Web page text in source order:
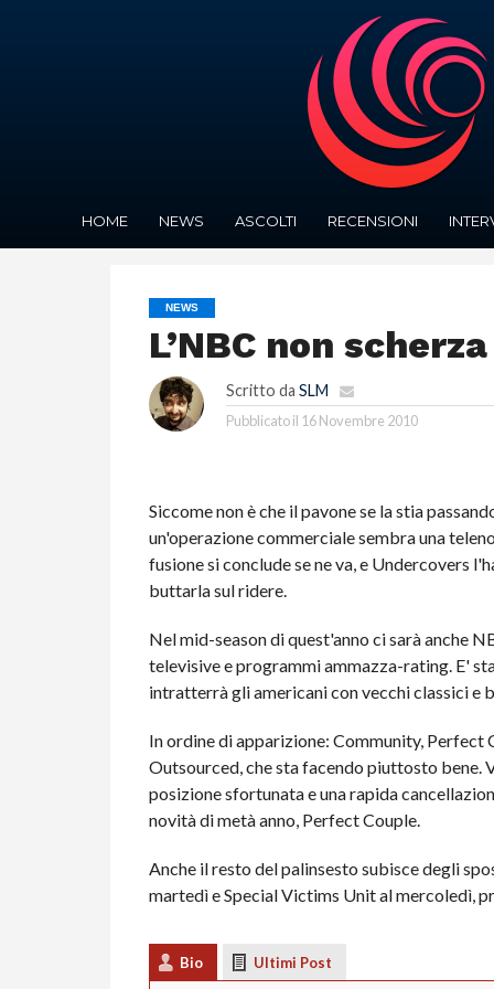
HOME NEWS ASCOLTI RECENSIONI
NEWS
L’NBC non
Scritto da SLM
Pubblicato il 16 Novembre 2010
Siccome non è che il pavone se la stia
un'operazione commerciale sembra una
fusione si conclude se ne va, e Undercovers
buttarla sul ridere.
Nel mid-season di quest'anno ci sarà anche
televisive e programmi ammazza-rating. E'
intratterrà gli americani con vecchi classici e
In ordine di apparizione: Community, Perfect
Outsourced, che sta facendo piuttosto bene.
posizione sfortunata e una rapida
novità di metà anno, Perfect Couple.
Anche il resto del palinsesto subisce degli
martedì e Special Victims Unit al mercoledì,
Bio Ultimi Post